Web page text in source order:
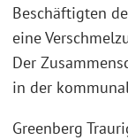
Beschäftigten
eine
Der
in der
Greenberg